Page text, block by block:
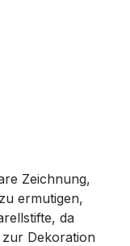
Zeichnung,
ermutigen,
da
zur Dekoration